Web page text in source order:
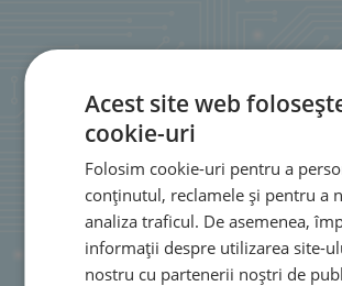
Acest site web
cookie-uri
Folosim cookie-uri pentru a
conținutul, reclamele și pentru a
analiza traficul. De asemenea,
informații despre utilizarea site-
nostru cu partenerii noștri de